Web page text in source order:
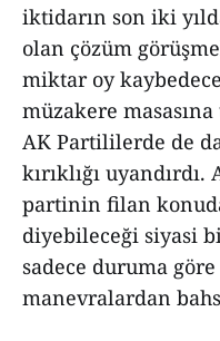
iktidarın son iki
olan çözüm
miktar oy
müzakere
AK Partililerde de
kırıklığı
partinin filan
diyebileceği siyasi
sadece duruma
manevralardan